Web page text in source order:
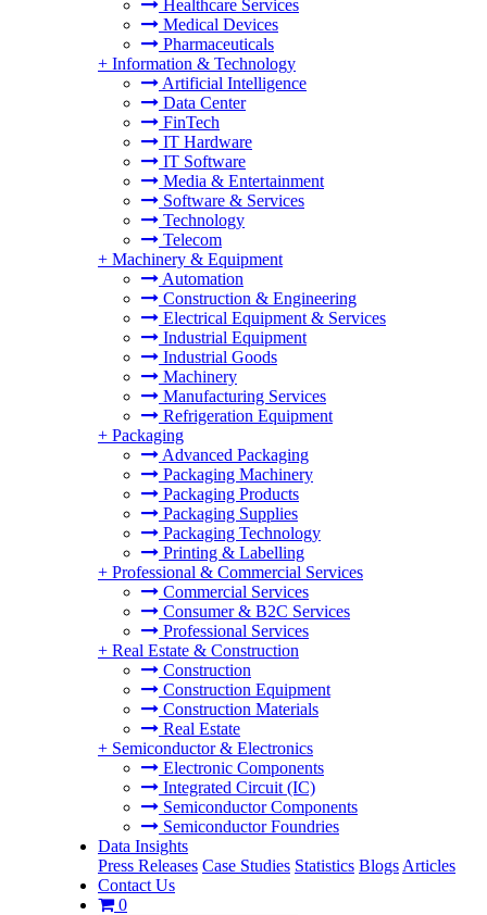
Healthcare Services
Medical Devices
Pharmaceuticals
+ Information & Technology
Artificial Intelligence
Data Center
FinTech
IT Hardware
IT Software
Media & Entertainment
Software & Services
Technology
Telecom
+ Machinery & Equipment
Automation
Construction & Engineering
Electrical Equipment & Services
Industrial Equipment
Industrial Goods
Machinery
Manufacturing Services
Refrigeration Equipment
+ Packaging
Advanced Packaging
Packaging Machinery
Packaging Products
Packaging Supplies
Packaging Technology
Printing & Labelling
+ Professional & Commercial Services
Commercial Services
Consumer & B2C Services
Professional Services
+ Real Estate & Construction
Construction
Construction Equipment
Construction Materials
Real Estate
+ Semiconductor & Electronics
Electronic Components
Integrated Circuit (IC)
Semiconductor Components
Semiconductor Foundries
Data Insights
Press Releases Case Studies Statistics Blogs Articles
Contact Us
0